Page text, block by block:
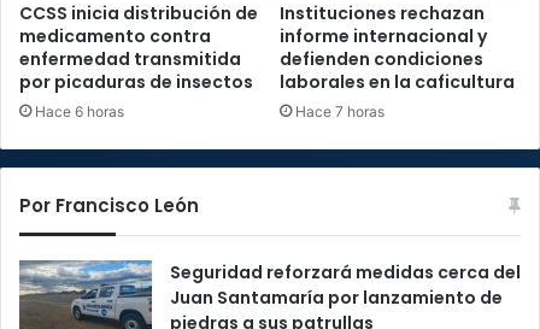
CCSS inicia distribución de
medicamento contra
enfermedad transmitida
por picaduras de insectos
Hace 6 horas
Instituciones rechazan
informe internacional y
defienden condiciones
laborales en la caficultura
Hace 7 horas
Por Francisco León
Seguridad reforzará medidas cerca del
Juan Santamaría por lanzamiento de
piedras a sus patrullas